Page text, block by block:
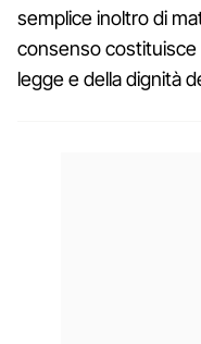
semplice inoltro di
consenso costituisce
legge e della dignità